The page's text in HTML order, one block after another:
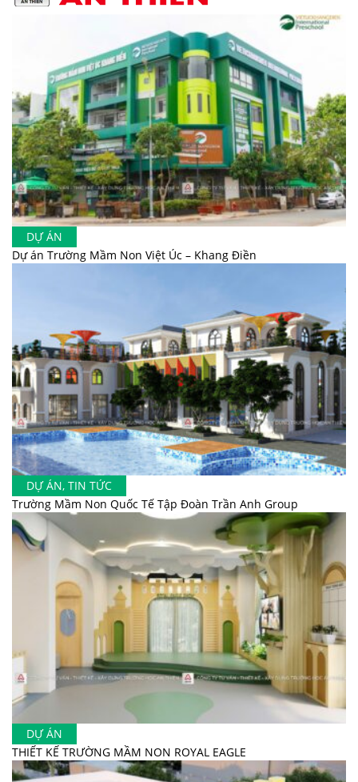
DỰ ÁN
Dự án Trường Mầm Non Việt Úc – Khang Điền
DỰ ÁN, TIN TỨC
Trường Mầm Non Quốc Tế Tập Đoàn Trần Anh Group
DỰ ÁN
THIẾT KẾ TRƯỜNG MẦM NON ROYAL EAGLE